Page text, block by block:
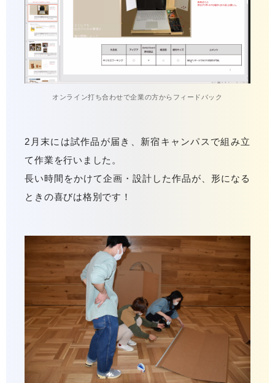
オンライン打ち合わせで企業の方からフィードバック
2月末には試作品が届き、新宿キャンパスで組み立
て作業を行いました。
長い時間をかけて企画・設計した作品が、形になる
ときの喜びは格別です！